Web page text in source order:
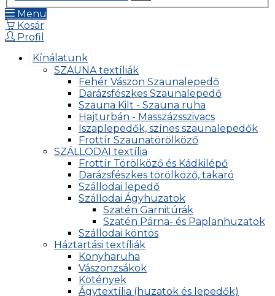
Menü
Kosár
Profil
Kínálatunk
SZAUNA textíliák
Fehér Vászon Szaunalepedő
Darázsfészkes Szaunalepedő
Szauna Kilt - Szauna ruha
Hajturbán - Masszázsszivacs
Iszaplepedők, színes szaunalepedők
Frottír Szaunatörölköző
SZÁLLODAI textília
Frottír Törölköző és Kádkilépő
Darázsfészkes törölköző, takaró
Szállodai lepedő
Szállodai Ágyhuzatok
Szatén Garnitúrák
Szatén Párna- és Paplanhuzatok
Szállodai köntös
Háztartási textíliák
Konyharuha
Vászonzsákok
Kötények
Ágytextília (huzatok és lepedők)